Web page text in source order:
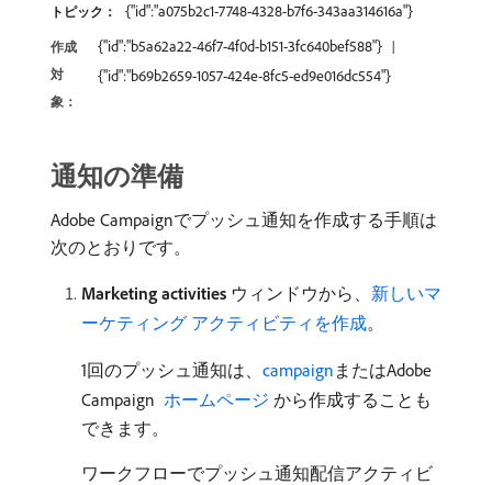
トピック： {"id":"a075b2c1-7748-4328-b7f6-343aa314616a"}
作成
対
象：
{"id":"b5a62a22-46f7-4f0d-b151-3fc640bef588"}
{"id":"b69b2659-1057-424e-8fc5-ed9e016dc554"}
通知の準備
Adobe Campaignでプッシュ通知を作成する手順は
次のとおりです。
Marketing activities ウィンドウから、 新しいマ
ーケティング アクティビティを作成。
1回のプッシュ通知は、 campaign またはAdobe
Campaign ​ ホームページ ​ から作成することも
できます。
ワークフローでプッシュ通知配信アクティビ